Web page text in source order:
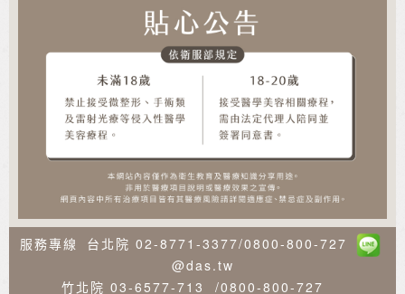
服務專線 台北院 02-8771-3377/0800-800-727
@das.tw
竹北院 03-6577-713 /0800-800-727